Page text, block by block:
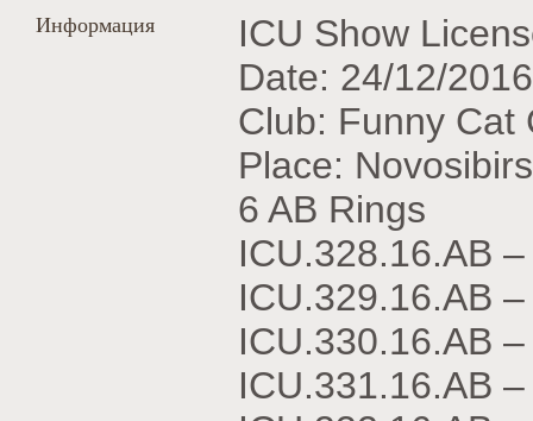
Информация
ICU Show
Date: 24/12/2016
Club: Funny Cat
Place:
6 AB Rings
ICU.328.16.АВ –
ICU.329.16.АВ –
ICU.330.16.АВ
ICU.331.16.АВ –